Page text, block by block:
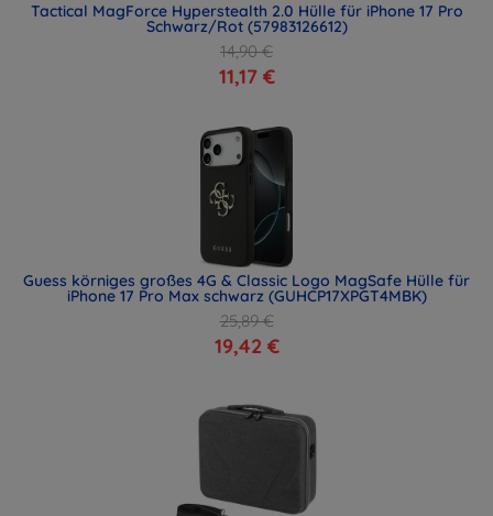
Tactical MagForce Hyperstealth 2.0 Hülle für iPhone 17 Pro
Schwarz/Rot (57983126612)
14,90 €
11,17 €
Guess körniges großes 4G & Classic Logo MagSafe Hülle für
iPhone 17 Pro Max schwarz (GUHCP17XPGT4MBK)
25,89 €
19,42 €